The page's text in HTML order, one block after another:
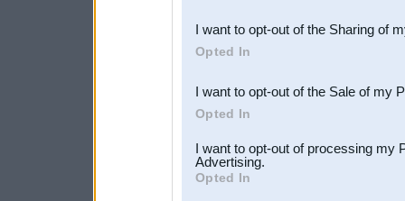
Downstream Participants
third parties.
I want to opt-out of the Sharing of
Opted In
I want to opt-out of the Sale of my
Opted In
I want to opt-out of processing my
Advertising.
Opted In